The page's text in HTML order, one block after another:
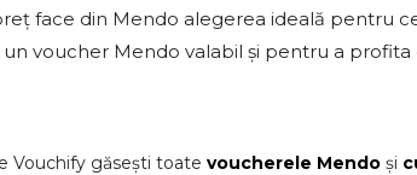
face din Mendo alegerea ideală pentru
voucher Mendo valabil și pentru a
Vouchify găsești toate voucherele Mendo și